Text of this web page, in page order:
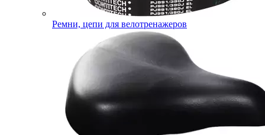
Ремни, цепи для велотренажеров